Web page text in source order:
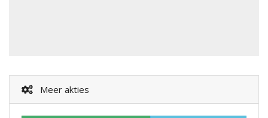
Meer akties